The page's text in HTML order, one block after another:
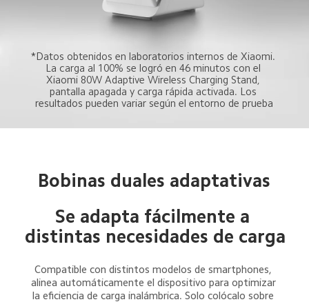
*Datos obtenidos en laboratorios internos de Xiaomi.
La carga al 100% se logró en 46 minutos con el
Xiaomi 80W Adaptive Wireless Charging Stand,
pantalla apagada y carga rápida activada. Los
resultados pueden variar según el entorno de prueba
Bobinas duales adaptativas
Se adapta fácilmente a
distintas necesidades de carga
Compatible con distintos modelos de smartphones,
alinea automáticamente el dispositivo para optimizar
la eficiencia de carga inalámbrica. Solo colócalo sobre